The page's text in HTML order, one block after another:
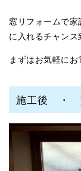
窓リフォームで
に入れるチャンス
まずはお気軽に
施工後 ・